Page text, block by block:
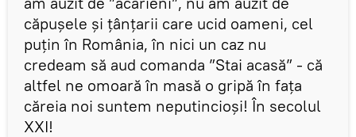
căpușele și țânțarii care ucid oameni, cel
puțin în România, în nici un caz nu
credeam să aud comanda ”Stai acasă” - că
altfel ne omoară în masă o gripă în fața
căreia noi suntem neputincioși! În secolul
XXI!